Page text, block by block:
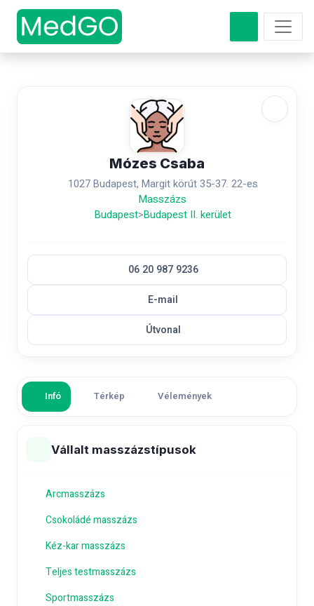
Mózes Csaba
1027 Budapest, Margit körút 35-37. 22-es
Masszázs
Budapest>Budapest II. kerület
06 20 987 9236
E-mail
Útvonal
Infó Térkép Vélemények
Vállalt masszázstípusok
Arcmasszázs
Csokoládé masszázs
Kéz-kar masszázs
Teljes testmasszázs
Sportmasszázs